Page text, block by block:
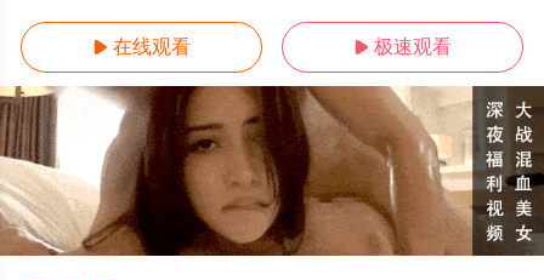
 在线观看  极速观看